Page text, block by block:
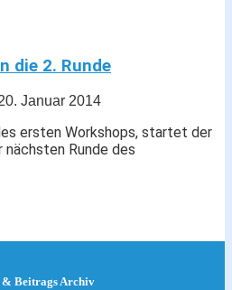
die 2. Runde
Januar 2014
ersten Workshops, startet der
nächsten Runde des
& Beitrags Archiv